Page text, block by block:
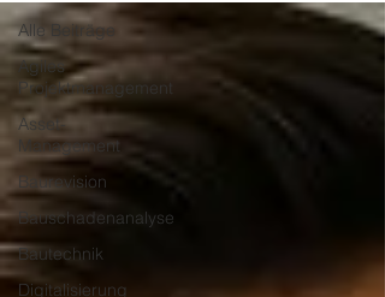
Alle Beiträge
Agiles
Projektmanagement
Asset-
Management
Baurevision
Bauschadenanalyse
Bautechnik
Digitalisierung